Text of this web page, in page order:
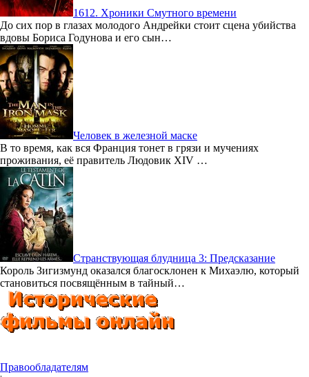
1612. Хроники Смутного времени
До сих пор в глазах молодого Андрейки стоит сцена убийства
вдовы Бориса Годунова и его сын…
Человек в железной маске
В то время, как вся Франция тонет в грязи и мучениях
проживания, её правитель Людовик XIV …
Странствующая блудница 3: Предсказание
Король Зигизмунд оказался благосклонен к Михаэлю, который
становиться посвящённым в тайный…
Правообладателям